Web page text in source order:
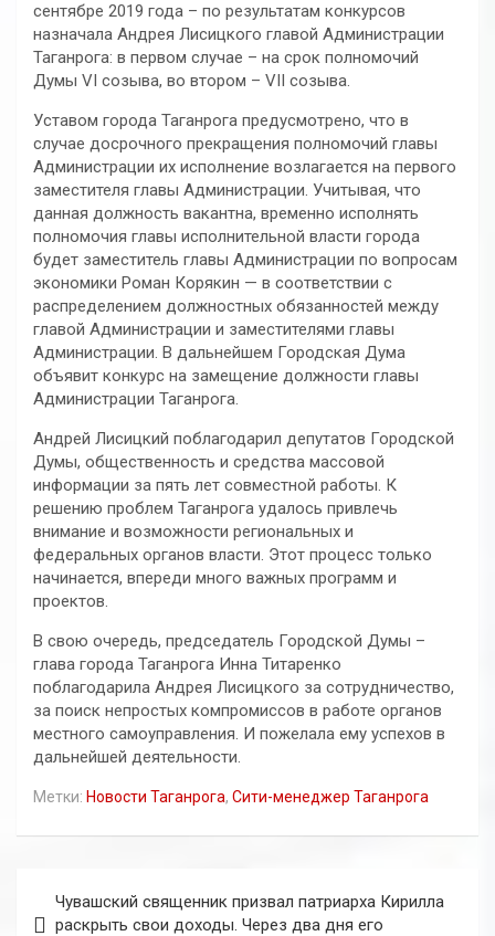
сентябре 2019 года – по результатам конкурсов
назначала Андрея Лисицкого главой Администрации
Таганрога: в первом случае – на срок полномочий
Думы VI созыва, во втором – VII созыва.
Уставом города Таганрога предусмотрено, что в
случае досрочного прекращения полномочий главы
Администрации их исполнение возлагается на первого
заместителя главы Администрации. Учитывая, что
данная должность вакантна, временно исполнять
полномочия главы исполнительной власти города
будет заместитель главы Администрации по вопросам
экономики Роман Корякин — в соответствии с
распределением должностных обязанностей между
главой Администрации и заместителями главы
Администрации. В дальнейшем Городская Дума
объявит конкурс на замещение должности главы
Администрации Таганрога.
Андрей Лисицкий поблагодарил депутатов Городской
Думы, общественность и средства массовой
информации за пять лет совместной работы. К
решению проблем Таганрога удалось привлечь
внимание и возможности региональных и
федеральных органов власти. Этот процесс только
начинается, впереди много важных программ и
проектов.
В свою очередь, председатель Городской Думы –
глава города Таганрога Инна Титаренко
поблагодарила Андрея Лисицкого за сотрудничество,
за поиск непростых компромиссов в работе органов
местного самоуправления. И пожелала ему успехов в
дальнейшей деятельности.
Метки: Новости Таганрога, Сити-менеджер Таганрога
по
Чувашский священник призвал патриарха Кирилла
раскрыть свои доходы. Через два дня его